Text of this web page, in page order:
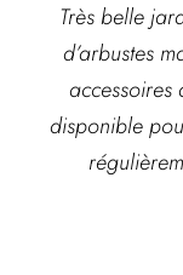
Très belle
d’arbustes
accessoires
disponible